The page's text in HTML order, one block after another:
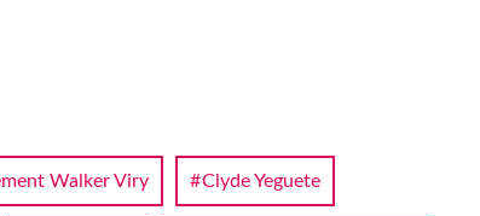
Walker Viry Clyde Yeguete